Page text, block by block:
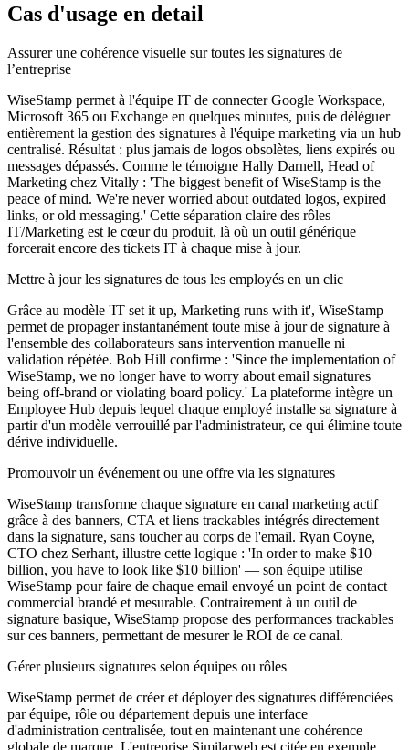
Cas d'usage en detail
Assurer une cohérence visuelle sur toutes les signatures de
l’entreprise
WiseStamp permet à l'équipe IT de connecter Google Workspace,
Microsoft 365 ou Exchange en quelques minutes, puis de déléguer
entièrement la gestion des signatures à l'équipe marketing via un hub
centralisé. Résultat : plus jamais de logos obsolètes, liens expirés ou
messages dépassés. Comme le témoigne Hally Darnell, Head of
Marketing chez Vitally : 'The biggest benefit of WiseStamp is the
peace of mind. We're never worried about outdated logos, expired
links, or old messaging.' Cette séparation claire des rôles
IT/Marketing est le cœur du produit, là où un outil générique
forcerait encore des tickets IT à chaque mise à jour.
Mettre à jour les signatures de tous les employés en un clic
Grâce au modèle 'IT set it up, Marketing runs with it', WiseStamp
permet de propager instantanément toute mise à jour de signature à
l'ensemble des collaborateurs sans intervention manuelle ni
validation répétée. Bob Hill confirme : 'Since the implementation of
WiseStamp, we no longer have to worry about email signatures
being off-brand or violating board policy.' La plateforme intègre un
Employee Hub depuis lequel chaque employé installe sa signature à
partir d'un modèle verrouillé par l'administrateur, ce qui élimine toute
dérive individuelle.
Promouvoir un événement ou une offre via les signatures
WiseStamp transforme chaque signature en canal marketing actif
grâce à des banners, CTA et liens trackables intégrés directement
dans la signature, sans toucher au corps de l'email. Ryan Coyne,
CTO chez Serhant, illustre cette logique : 'In order to make $10
billion, you have to look like $10 billion' — son équipe utilise
WiseStamp pour faire de chaque email envoyé un point de contact
commercial brandé et mesurable. Contrairement à un outil de
signature basique, WiseStamp propose des performances trackables
sur ces banners, permettant de mesurer le ROI de ce canal.
Gérer plusieurs signatures selon équipes ou rôles
WiseStamp permet de créer et déployer des signatures différenciées
par équipe, rôle ou département depuis une interface
d'administration centralisée, tout en maintenant une cohérence
globale de marque. L'entreprise Similarweb est citée en exemple